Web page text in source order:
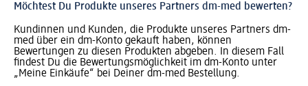
Möchtest Du Produkte unseres Partners dm-med bewerten?
Kundinnen und Kunden, die Produkte unseres Partners dm-
med über ein dm-Konto gekauft haben, können
Bewertungen zu diesen Produkten abgeben. In diesem Fall
findest Du die Bewertungsmöglichkeit im dm-Konto unter
„Meine Einkäufe“ bei Deiner dm-med Bestellung.